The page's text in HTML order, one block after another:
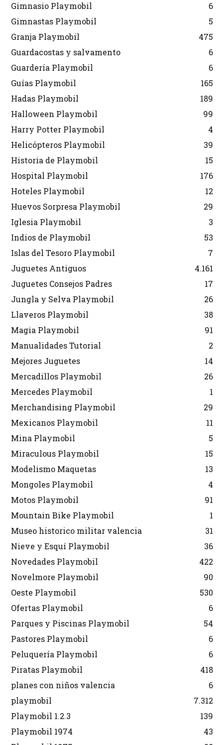
Gimnasio Playmobil
6
Gimnastas Playmobil
5
Granja Playmobil
475
Guardacostas y salvamento
6
Guardería Playmobil
6
Guías Playmobil
165
Hadas Playmobil
189
Halloween Playmobil
99
Harry Potter Playmobil
4
Helicópteros Playmobil
39
Historia de Playmobil
15
Hospital Playmobil
176
Hoteles Playmobil
12
Huevos Sorpresa Playmobil
29
Iglesia Playmobil
3
Indios de Playmobil
53
Islas del Tesoro Playmobil
7
Juguetes Antiguos
4.161
Juguetes Consejos Padres
17
Jungla y Selva Playmobil
26
Llaveros Playmobil
38
Magia Playmobil
91
Manualidades Tutorial
2
Mejores Juguetes
14
Mercadillos Playmobil
26
Mercedes Playmobil
1
Merchandising Playmobil
29
Mexicanos Playmobil
11
Mina Playmobil
5
Miraculous Playmobil
15
Modelismo Maquetas
13
Mongoles Playmobil
4
Motos Playmobil
91
Mountain Bike Playmobil
1
Museo historico militar valencia
31
Nieve y Esquí Playmobil
36
Novedades Playmobil
422
Novelmore Playmobil
90
Oeste Playmobil
530
Ofertas Playmobil
6
Parques y Piscinas Playmobil
54
Pastores Playmobil
6
Peluquería Playmobil
6
Piratas Playmobil
418
planes con niños valencia
6
playmobil
7.312
Playmobil 1.2.3
139
Playmobil 1974
43